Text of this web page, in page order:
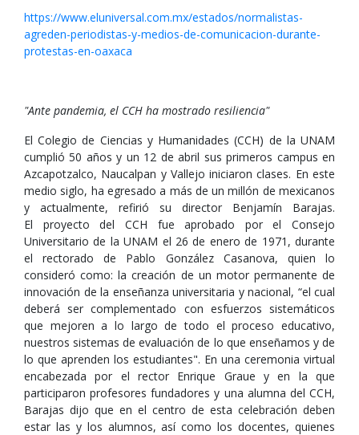
https://www.eluniversal.com.mx/estados/normalistas-
agreden-periodistas-y-medios-de-comunicacion-durante-
protestas-en-oaxaca
"Ante pandemia, el CCH ha mostrado resiliencia"
El Colegio de Ciencias y Humanidades (CCH) de la UNAM
cumplió 50 años y un 12 de abril sus primeros campus en
Azcapotzalco, Naucalpan y Vallejo iniciaron clases. En este
medio siglo, ha egresado a más de un millón de mexicanos
y actualmente, refirió su director Benjamín Barajas.
El proyecto del CCH fue aprobado por el Consejo
Universitario de la UNAM el 26 de enero de 1971, durante
el rectorado de Pablo González Casanova, quien lo
consideró como: la creación de un motor permanente de
innovación de la enseñanza universitaria y nacional, “el cual
deberá ser complementado con esfuerzos sistemáticos
que mejoren a lo largo de todo el proceso educativo,
nuestros sistemas de evaluación de lo que enseñamos y de
lo que aprenden los estudiantes". En una ceremonia virtual
encabezada por el rector Enrique Graue y en la que
participaron profesores fundadores y una alumna del CCH,
Barajas dijo que en el centro de esta celebración deben
estar las y los alumnos, así como los docentes, quienes